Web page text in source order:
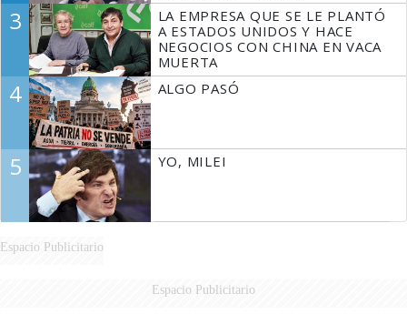
3
LA EMPRESA QUE SE LE PLANTÓ
A ESTADOS UNIDOS Y HACE
NEGOCIOS CON CHINA EN VACA
MUERTA
4 ALGO PASÓ
5 YO, MILEI
Espacio Publicitario
Espacio Publicitario